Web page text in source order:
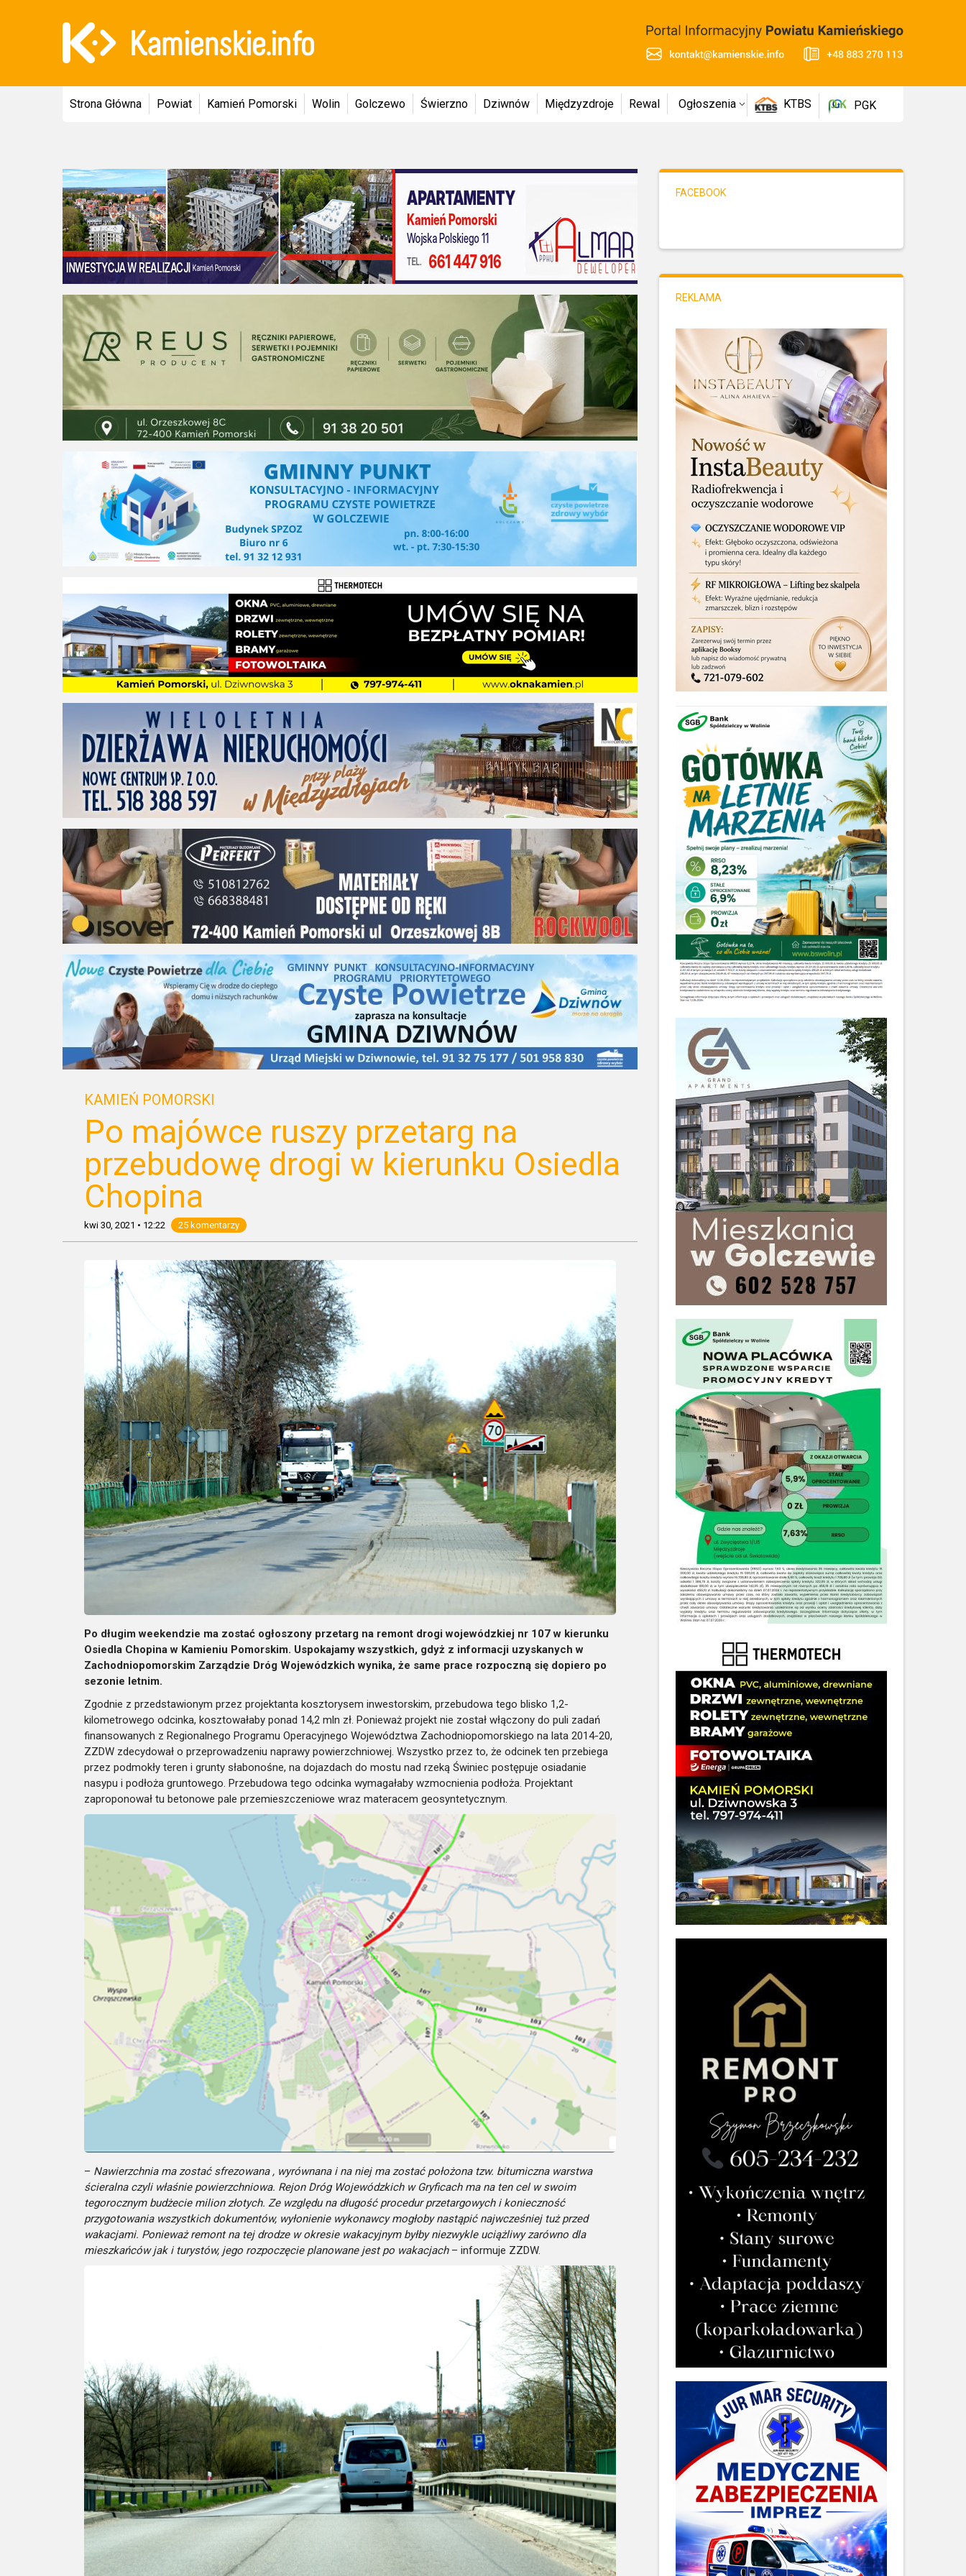
Strona Główna Powiat Kamień Pomorski Wolin Golczewo Świerzno Dziwnów Międzyzdroje Rewal Ogłoszenia KTBS PGK
KAMIEŃ POMORSKI
Po majówce ruszy przetarg na
przebudowę drogi w kierunku Osiedla
Chopina
kwi 30, 2021 • 12:22 25 komentarzy
Po długim weekendzie ma zostać ogłoszony przetarg na remont drogi wojewódzkiej nr 107 w kierunku
Osiedla Chopina w Kamieniu Pomorskim. Uspokajamy wszystkich, gdyż z informacji uzyskanych w
Zachodniopomorskim Zarządzie Dróg Wojewódzkich wynika, że same prace rozpoczną się dopiero po
sezonie letnim.
Zgodnie z przedstawionym przez projektanta kosztorysem inwestorskim, przebudowa tego blisko 1,2-
kilometrowego odcinka, kosztowałaby ponad 14,2 mln zł. Ponieważ projekt nie został włączony do puli zadań
finansowanych z Regionalnego Programu Operacyjnego Województwa Zachodniopomorskiego na lata 2014-20,
ZZDW zdecydował o przeprowadzeniu naprawy powierzchniowej. Wszystko przez to, że odcinek ten przebiega
przez podmokły teren i grunty słabonośne, na dojazdach do mostu nad rzeką Świniec postępuje osiadanie
nasypu i podłoża gruntowego. Przebudowa tego odcinka wymagałaby wzmocnienia podłoża. Projektant
zaproponował tu betonowe pale przemieszczeniowe wraz materacem geosyntetycznym.
– Nawierzchnia ma zostać sfrezowana , wyrównana i na niej ma zostać położona tzw. bitumiczna warstwa
ścieralna czyli właśnie powierzchniowa. Rejon Dróg Wojewódzkich w Gryficach ma na ten cel w swoim
tegorocznym budżecie milion złotych. Ze względu na długość procedur przetargowych i konieczność
przygotowania wszystkich dokumentów, wyłonienie wykonawcy mogłoby nastąpić najwcześniej tuż przed
wakacjami. Ponieważ remont na tej drodze w okresie wakacyjnym byłby niezwykle uciążliwy zarówno dla
mieszkańców jak i turystów, jego rozpoczęcie planowane jest po wakacjach– informuje ZZDW.
FACEBOOK
REKLAMA